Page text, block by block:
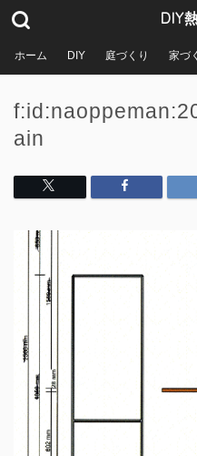
DIY
ホーム DIY 庭づくり 家づ
ain